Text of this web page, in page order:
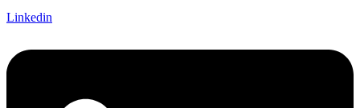
Linkedin